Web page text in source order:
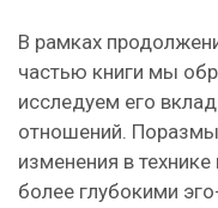
В рамках
частью книги мы
исследуем его
отношений.
изменения в
более глубокими